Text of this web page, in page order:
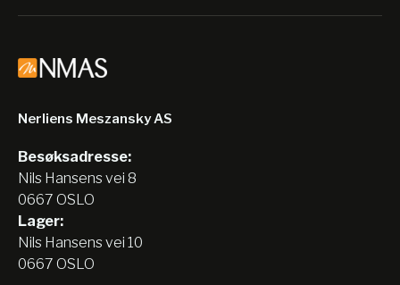
Nerliens Meszansky AS
Besøksadresse:
Nils Hansens vei 8
0667 OSLO
Lager:
Nils Hansens vei 10
0667 OSLO